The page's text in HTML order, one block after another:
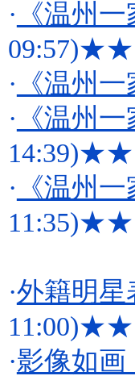
· 《温州
09:57)
· 《温州
· 《温州
14:39)
· 《温州
11:35)
·外籍明星
11:00)
·影像如画